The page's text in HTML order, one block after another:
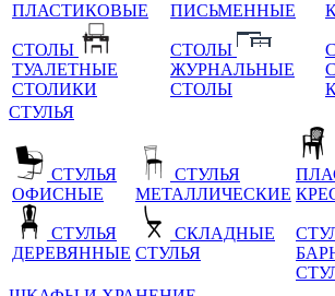
ПЛАСТИКОВЫЕ
СТОЛЫ
ТУАЛЕТНЫЕ
СТОЛИКИ
ПИСЬМЕННЫЕ
СТОЛЫ
ЖУРНАЛЬНЫЕ
СТОЛЫ
СТУЛЬЯ
СТУЛЬЯ
ОФИСНЫЕ
СТУЛЬЯ
ДЕРЕВЯННЫЕ
СТУЛЬЯ
МЕТАЛЛИЧЕСКИЕ
СКЛАДНЫЕ
СТУЛЬЯ